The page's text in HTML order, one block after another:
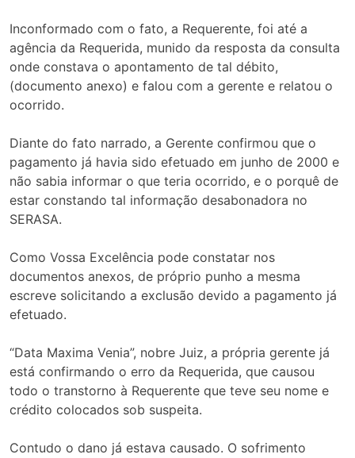
Inconformado com o fato, a Requerente, foi até a
agência da Requerida, munido da resposta da consulta
onde constava o apontamento de tal débito,
(documento anexo) e falou com a gerente e relatou o
ocorrido.
Diante do fato narrado, a Gerente confirmou que o
pagamento já havia sido efetuado em junho de 2000 e
não sabia informar o que teria ocorrido, e o porquê de
estar constando tal informação desabonadora no
SERASA.
Como Vossa Excelência pode constatar nos
documentos anexos, de próprio punho a mesma
escreve solicitando a exclusão devido a pagamento já
efetuado.
“Data Maxima Venia”, nobre Juiz, a própria gerente já
está confirmando o erro da Requerida, que causou
todo o transtorno à Requerente que teve seu nome e
crédito colocados sob suspeita.
Contudo o dano já estava causado. O sofrimento